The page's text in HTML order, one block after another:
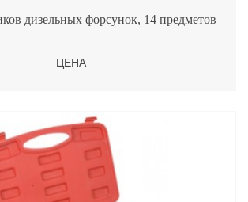
дизельных форсунок, 14 предметов
ЦЕНА